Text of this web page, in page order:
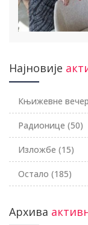
Најновије
Књижевне
Радионице (50)
Изложбе (15)
Остало (185)
Архива